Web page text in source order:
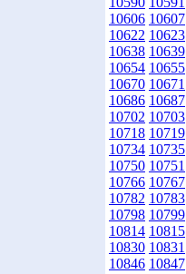
10606 10607
10622 10623
10638 10639
10654 10655
10670 10671
10686 10687
10702 10703
10718 10719
10734 10735
10750 10751
10766 10767
10782 10783
10798 10799
10814 10815
10830 10831
10846 10847